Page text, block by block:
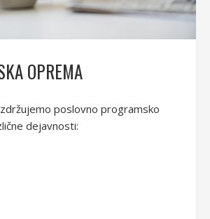
OPREMA
poslovno programsko
dejavnosti: